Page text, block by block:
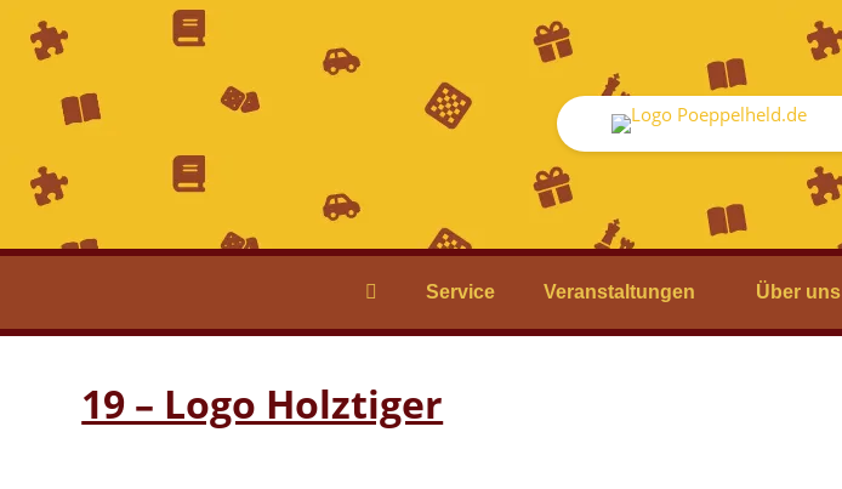
Service Veranstaltungen Über uns
19 – Logo Holztiger